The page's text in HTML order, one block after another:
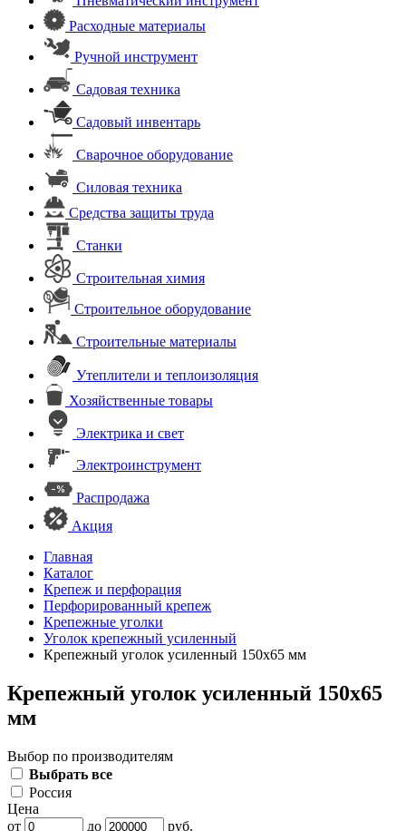
Расходные материалы
Ручной инструмент
Садовая техника
Садовый инвентарь
Сварочное оборудование
Силовая техника
Средства защиты труда
Станки
Строительная химия
Строительное оборудование
Строительные материалы
Утеплители и теплоизоляция
Хозяйственные товары
Электрика и свет
Электроинструмент
Распродажа
Акция
Главная
Каталог
Крепеж и перфорация
Перфорированный крепеж
Крепежные уголки
Уголок крепежный усиленный
Крепежный уголок усиленный 150х65 мм
Крепежный уголок усиленный 150х65
мм
Выбор по производителям
Выбрать все
Россия
Цена
от
до
руб.